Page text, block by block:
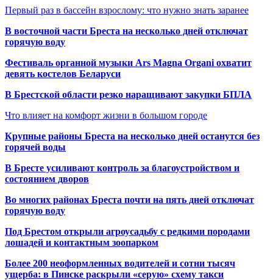
Первый раз в бассейн взрослому: что нужно знать заранее
В восточной части Бреста на несколько дней отключат
горячую воду
Фестиваль органной музыки Ars Magna Organi охватит
девять костелов Беларуси
В Брестской области резко наращивают закупки БПЛА
Что влияет на комфорт жизни в большом городе
Крупные районы Бреста на несколько дней останутся без
горячей воды
В Бресте усиливают контроль за благоустройством и
состоянием дворов
Во многих районах Бреста почти на пять дней отключат
горячую воду
Под Брестом открыли агроусадьбу с редкими породами
лошадей и контактным зоопарком
Более 200 неоформленных водителей и сотни тысяч
ущерба: в Пинске раскрыли «серую» схему такси